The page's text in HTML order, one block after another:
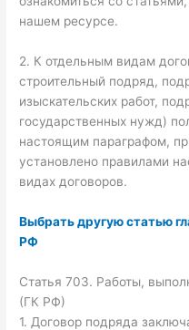
нашем ресурсе.
2. К отдельным видам
строительный подряд,
изыскательских работ,
государственных нужд)
настоящим параграфом,
установлено правилами
видах договоров.
Выбрать другую статью
РФ
Статья 703. Работы,
(ГК РФ)
1. Договор подряда